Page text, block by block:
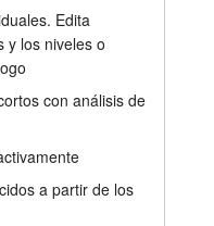
Edita
y los niveles o
con análisis de
a partir de los